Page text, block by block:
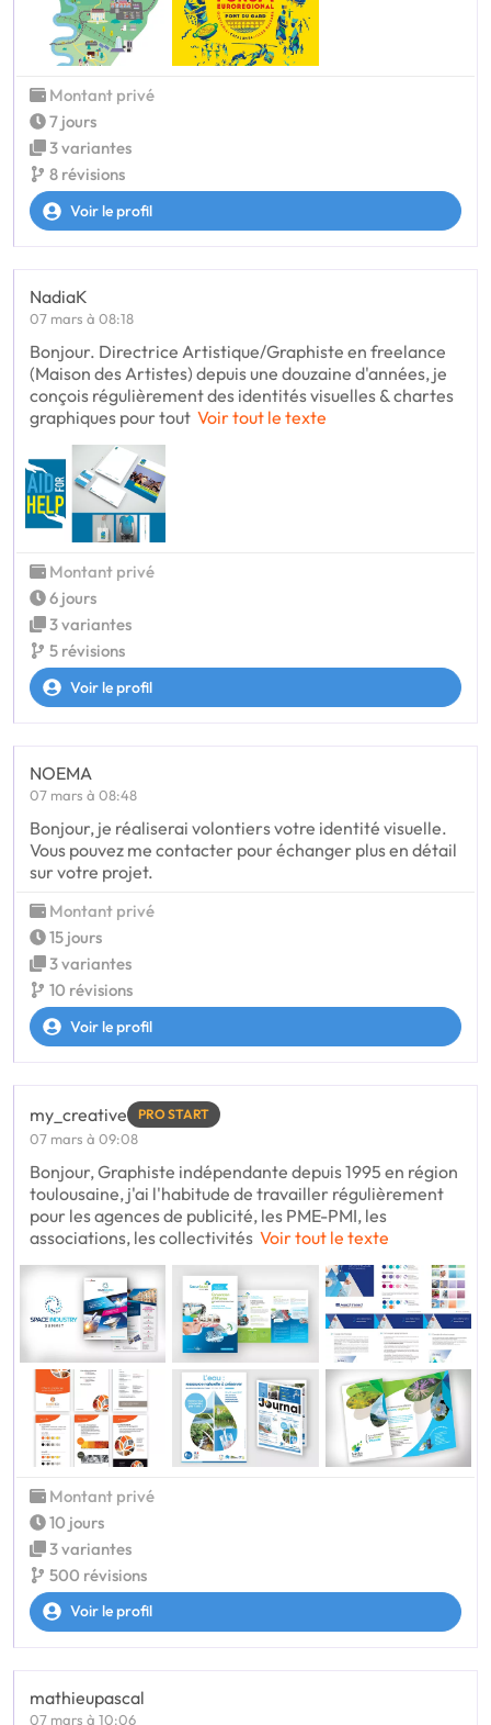
Montant privé
7 jours
3 variantes
8 révisions
Voir le profil
NadiaK
07 mars à 08:18
Bonjour. Directrice Artistique/Graphiste en freelance
(Maison des Artistes) depuis une douzaine d'années, je
conçois régulièrement des identités visuelles & chartes
graphiques pour tout Voir tout le texte
Montant privé
6 jours
3 variantes
5 révisions
Voir le profil
NOEMA
07 mars à 08:48
Bonjour, je réaliserai volontiers votre identité visuelle.
Vous pouvez me contacter pour échanger plus en détail
sur votre projet.
Montant privé
15 jours
3 variantes
10 révisions
Voir le profil
my_creative PRO START
07 mars à 09:08
Bonjour, Graphiste indépendante depuis 1995 en région
toulousaine, j'ai l'habitude de travailler régulièrement
pour les agences de publicité, les PME-PMI, les
associations, les collectivités Voir tout le texte
Montant privé
10 jours
3 variantes
500 révisions
Voir le profil
mathieupascal
07 mars à 10:06